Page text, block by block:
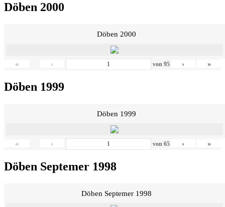
Döben 2000
Döben 2000
« ‹ von 95 › »
Döben 1999
Döben 1999
« ‹ von 65 › »
Döben Septemer 1998
Döben Septemer 1998